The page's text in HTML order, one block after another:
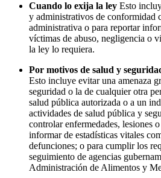
Cuando lo exija la ley Esto
y administrativos de conformidad
administrativa o para reportar
víctimas de abuso, negligencia o
la ley lo requiera.
Por motivos de salud y
Esto incluye evitar una amenaza
seguridad o la de cualquier otra
salud pública autorizada o a un
actividades de salud pública y
controlar enfermedades, lesiones
informar de estadísticas vitales
defunciones; o para cumplir los
seguimiento de agencias
Administración de Alimentos y